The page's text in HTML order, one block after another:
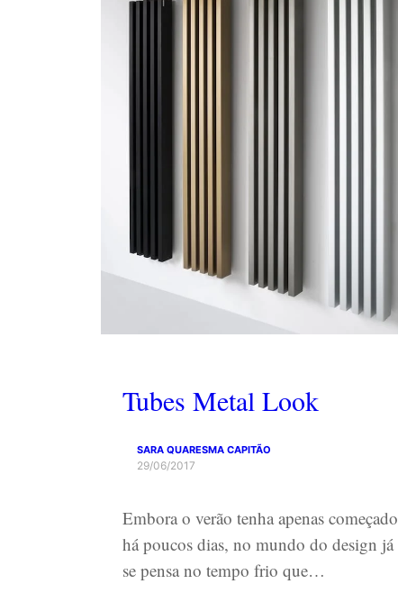
Tubes Metal Look
SARA QUARESMA CAPITÃO
29/06/2017
Embora o verão tenha apenas começado
há poucos dias, no mundo do design já
se pensa no tempo frio que…